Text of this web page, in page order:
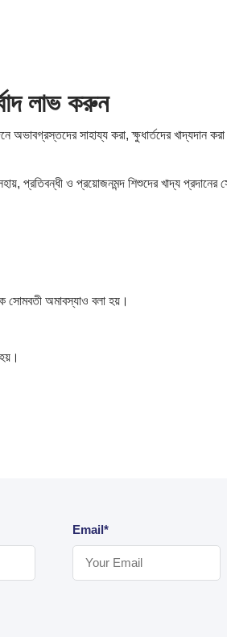
লাভ করুন
সাহায্য করা, ক্ষুধার্তদের খাদ্যদান করা
প্রতিবন্ধী ও প্রয়োজনমন্দ শিশুদের খাদ্য
সোমবতী অমাবস্যাও বলা হয়।
Email*